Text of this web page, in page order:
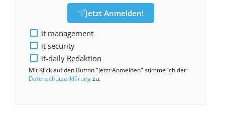
Jetzt Anmelden!
it management
it security
it-daily Redaktion
Mit Klick auf den Button "Jetzt Anmelden" stimme ich der
Datenschutzerklärungzu.